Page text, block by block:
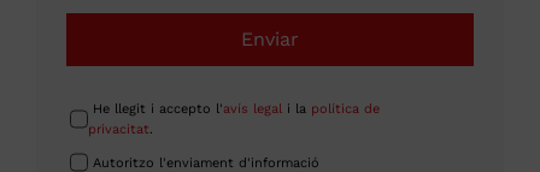
Enviar
He llegit i accepto l'avís legali la política de
privacitat.
Autoritzo l'enviament d'informació